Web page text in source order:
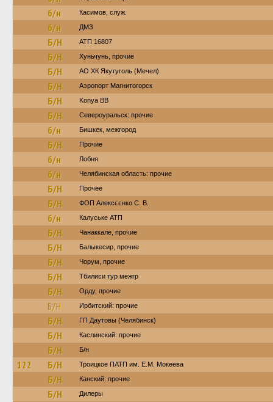
б/н Касимов, служ.
б/н ДМЗ
Б/Н АТП 16807
Б/Н Хуньчунь, прочие
Б/Н АО ХК Якутуголь (Мечел)
Б/Н Аэропорт Магнитогорск
Б/Н Konya BB
Б/Н Североуральск: прочие
б/н Бишкек, межгород
Б/Н Прочие
б/н Лобня
б/н Челябинская область: прочие
Б/Н Прочее
Б/Н ФОП Алексєєнко С. В.
б/н Калуське АТП
Б/Н Чанаккале, прочие
Б/Н Балыкесир, прочие
Б/Н Чорум, прочие
Б/Н Тбилиси тур межгр
Б/Н Орду, прочие
Б/Н Ирбитский: прочие
Б/Н ГП Даутовы (Челябинск)
Б/Н Каслинский: прочие
Б/Н Б/н
122 Б/Н Троицкое ПАТП им. Е.М. Мокеева
Б/Н Канский: прочие
Б/Н Дилеры